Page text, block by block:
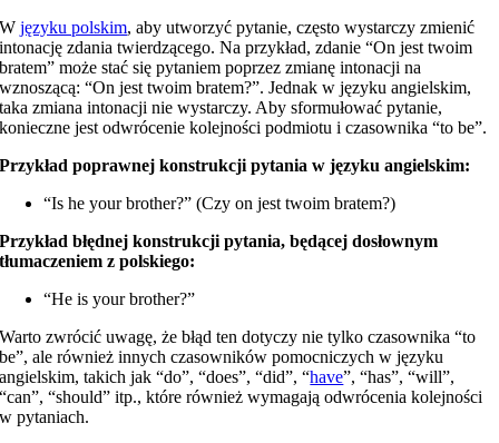
Wjęzyku polskim, aby utworzyć pytanie, często wystarczy zmienić
intonację zdania twierdzącego. Na przykład, zdanie “On jest twoim
bratem” może stać się pytaniem poprzez zmianę intonacji na
wznoszącą: “On jest twoim bratem?”. Jednak w języku angielskim,
taka zmiana intonacji nie wystarczy. Aby sformułować pytanie,
konieczne jest odwrócenie kolejności podmiotu i czasownika “to be”.
Przykład poprawnej konstrukcji pytania w języku angielskim:
“Is he your brother?” (Czy on jest twoim bratem?)
Przykład błędnej konstrukcji pytania, będącej dosłownym
tłumaczeniem z polskiego:
“He is your brother?”
Warto zwrócić uwagę, że błąd ten dotyczy nie tylko czasownika “to
be”, ale również innych czasowników pomocniczych w języku
angielskim, takich jak “do”, “does”, “did”, “have”, “has”, “will”,
“can”, “should” itp., które również wymagają odwrócenia kolejności
w pytaniach.